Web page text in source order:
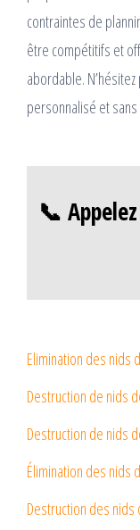
contraintes de
être compétitifs et
abordable.
personnalisé et sans
📞
Elimination des nids
Destruction de nids
Destruction de nids
Élimination des nids
Destruction des